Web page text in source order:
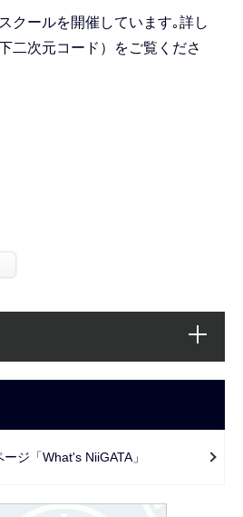
クールを開催しています｡詳し
二次元コード）をご覧くださ
ジ「What's NiiGATA」